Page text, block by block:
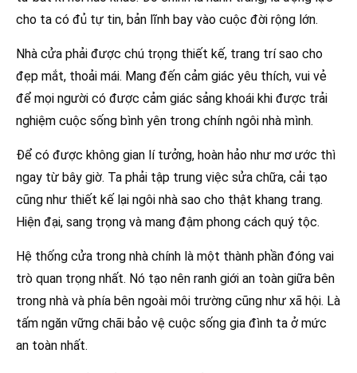
cho ta có đủ tự tin, bản lĩnh bay vào cuộc đời rộng lớn.
Nhà cửa phải được chú trọng thiết kế, trang trí sao cho
đẹp mắt, thoải mái. Mang đến cảm giác yêu thích, vui vẻ
để mọi người có được cảm giác sảng khoái khi được trải
nghiệm cuộc sống bình yên trong chính ngôi nhà mình.
Để có được không gian lí tưởng, hoàn hảo như mơ ước thì
ngay từ bây giờ. Ta phải tập trung việc sửa chữa, cải tạo
cũng như thiết kế lại ngôi nhà sao cho thật khang trang.
Hiện đại, sang trọng và mang đậm phong cách quý tộc.
Hệ thống cửa trong nhà chính là một thành phần đóng vai
trò quan trọng nhất. Nó tạo nên ranh giới an toàn giữa bên
trong nhà và phía bên ngoài môi trường cũng như xã hội. Là
tấm ngăn vững chãi bảo vệ cuộc sống gia đình ta ở mức
an toàn nhất.